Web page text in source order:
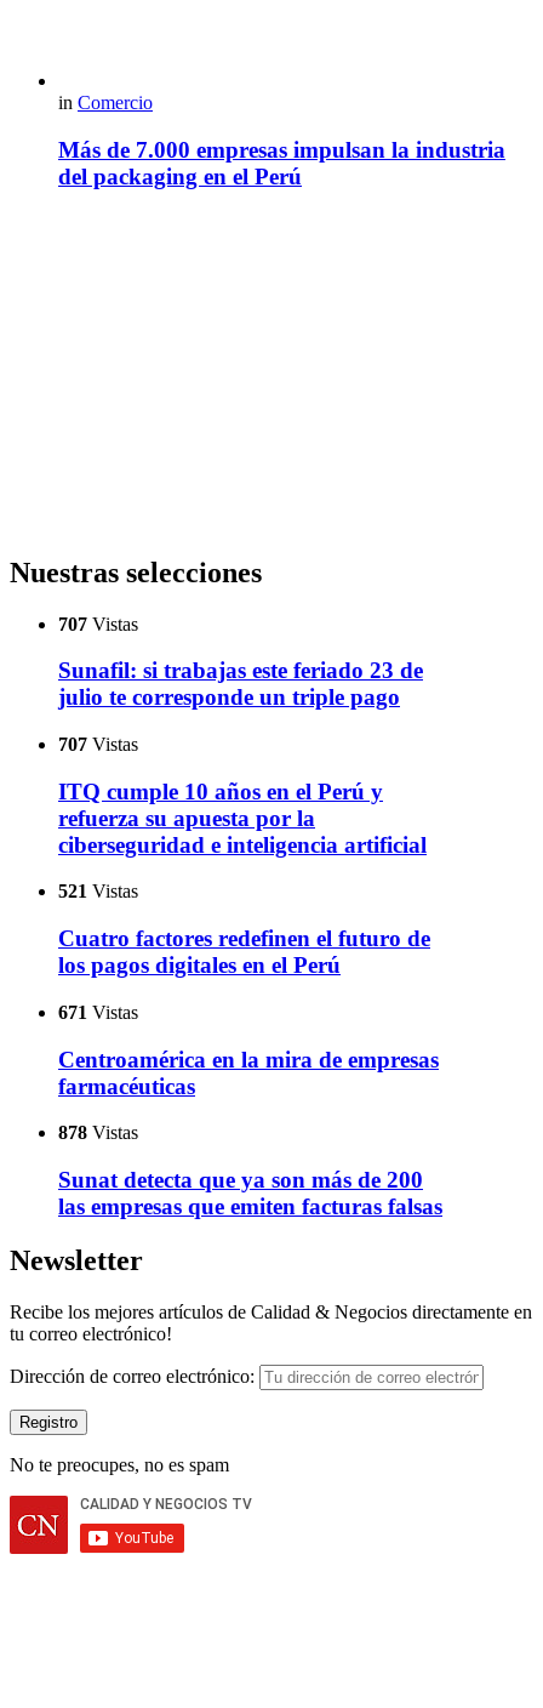
in Comercio
Más de 7.000 empresas impulsan la industria
del packaging en el Perú
Nuestras selecciones
707 Vistas
Sunafil: si trabajas este feriado 23 de
julio te corresponde un triple pago
707 Vistas
ITQ cumple 10 años en el Perú y
refuerza su apuesta por la
ciberseguridad e inteligencia artificial
521 Vistas
Cuatro factores redefinen el futuro de
los pagos digitales en el Perú
671 Vistas
Centroamérica en la mira de empresas
farmacéuticas
878 Vistas
Sunat detecta que ya son más de 200
las empresas que emiten facturas falsas
Newsletter
Recibe los mejores artículos de Calidad & Negocios directamente en
tu correo electrónico!
Dirección de correo electrónico:
No te preocupes, no es spam